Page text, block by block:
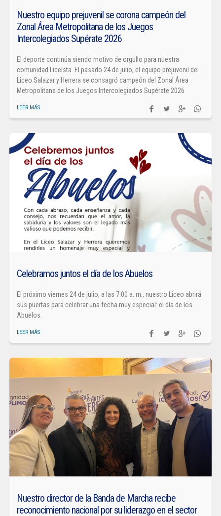
Nuestro equipo prejuvenil se corona campeón del
Zonal Área Metropolitana de los Juegos
Intercolegiados Supérate 2026
El deporte continúa siendo motivo de orgullo para nuestra
comunidad Liceísta. El pasado 24 de julio, el equipo prejuvenil del
Liceo Salazar y Herrera se consagró campeón del Zonal Área
Metropolitana de los Juegos Intercolegiados Supérate 2026
LEER MÁS
Celebramos juntos el día de los Abuelos
El próximo viernes 24 de julio, a las 7:00 a. m., nuestro Liceo abrirá
sus puertas para celebrar una fecha muy especial: el día de los
Abuelos.
LEER MÁS
Nuestro director de la Banda de Marcha recibe
reconocimiento nacional por su liderazgo en el sector